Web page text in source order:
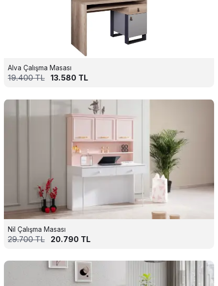
Alva Çalışma Masası
19.400TL 13.580 TL
Nil Çalışma Masası
29.700TL 20.790 TL